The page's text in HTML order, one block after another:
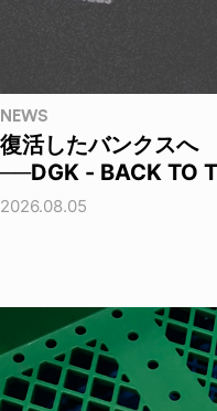
NEWS
復活したバンクスへ
──DGK - BACK TO
2026.08.05